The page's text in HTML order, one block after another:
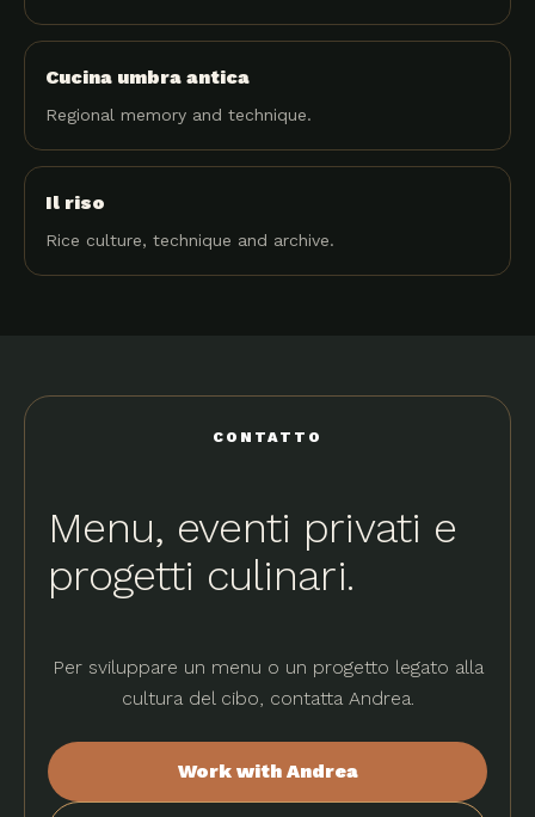
Cucina umbra antica
Regional memory and technique.
Il riso
Rice culture, technique and archive.
CONTATTO
Menu, eventi privati e
progetti culinari.
Per sviluppare un menu o un progetto legato alla
cultura del cibo, contatta Andrea.
Work with Andrea